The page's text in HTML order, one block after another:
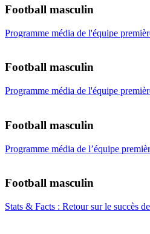
Football masculin
Programme média de l'équipe
Football masculin
Programme média de l'équipe
Football masculin
Programme média de l’équipe
Football masculin
Stats & Facts : Retour sur le succès